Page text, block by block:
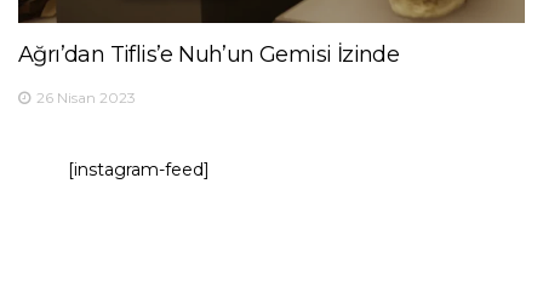
Ağrı’dan Tiflis’e Nuh’un Gemisi İzinde
26 Nisan 2023
[instagram-feed]